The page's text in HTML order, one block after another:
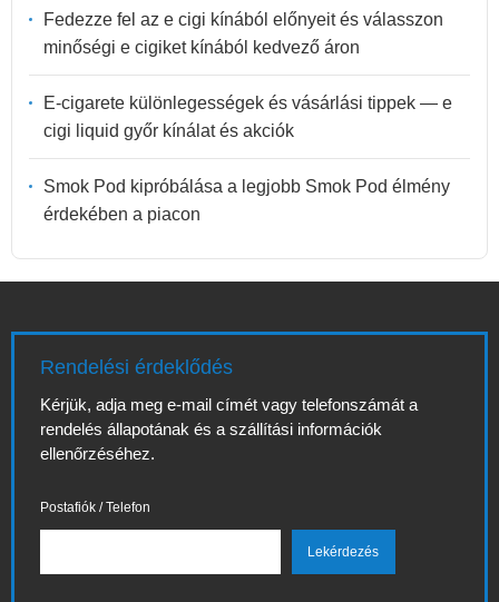
Fedezze fel az e cigi kínából előnyeit és válasszon
minőségi e cigiket kínából kedvező áron
E-cigarete különlegességek és vásárlási tippek — e
cigi liquid győr kínálat és akciók
Smok Pod kipróbálása a legjobb Smok Pod élmény
érdekében a piacon
Rendelési érdeklődés
Kérjük, adja meg e-mail címét vagy telefonszámát a
rendelés állapotának és a szállítási információk
ellenőrzéséhez.
Postafiók / Telefon